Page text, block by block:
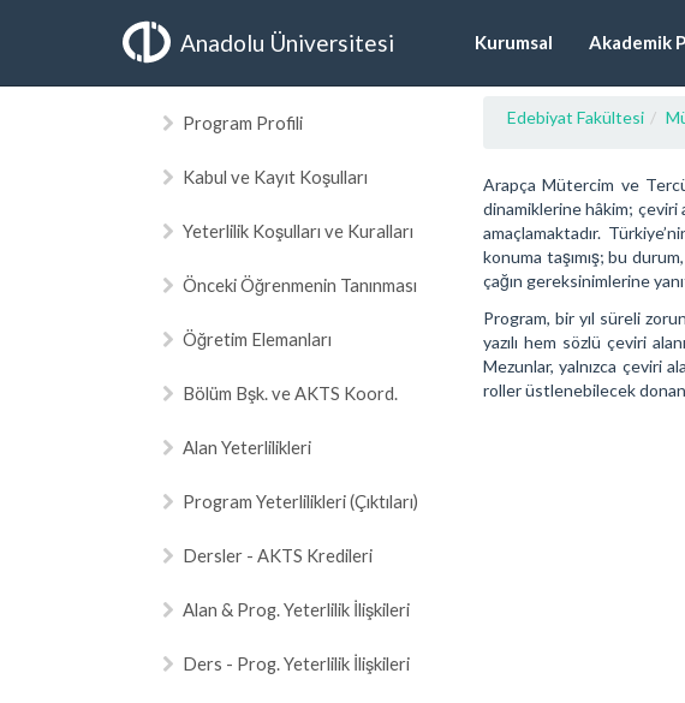
Anadolu Üniversitesi Kurumsal Akademik
Program Profili
Kabul ve Kayıt Koşulları
Yeterlilik Koşulları ve Kuralları
Önceki Öğrenmenin Tanınması
Öğretim Elemanları
Bölüm Bşk. ve AKTS Koord.
Alan Yeterlilikleri
Program Yeterlilikleri (Çıktıları)
Dersler - AKTS Kredileri
Alan & Prog. Yeterlilik İlişkileri
Ders - Prog. Yeterlilik İlişkileri
Edebiyat Fakültesi
Arapça Mütercim ve
dinamiklerine hâkim;
amaçlamaktadır.
konuma taşımış; bu
çağın gereksinimlerine
Program, bir yıl süreli
yazılı hem sözlü çeviri
Mezunlar, yalnızca çeviri
roller üstlenebilecek